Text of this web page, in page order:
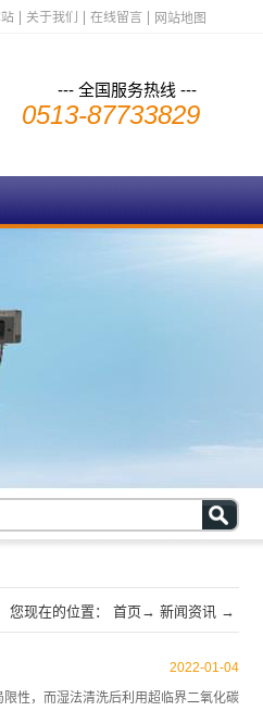
关于我们 在线留言 网站地图
--- 全国服务热线 ---
0513-87733829
您现在的位置： 首页→ 新闻资讯 →
性，而湿法清洗后利用超临界二氧化碳
2022-01-04